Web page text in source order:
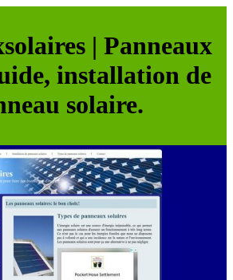
| Panneaux
instal­la­tion de
solaire.